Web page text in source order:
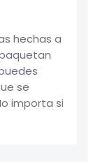
hechas a
se
importa si